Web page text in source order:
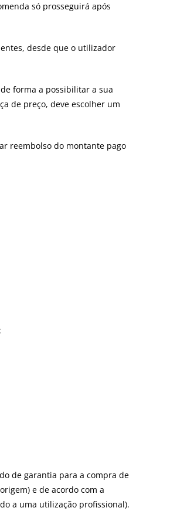
só prosseguirá após
desde que o utilizador
forma a possibilitar a sua
de preço, deve escolher um
reembolso do montante pago
de garantia para a compra de
e de acordo com a
a uma utilização profissional).